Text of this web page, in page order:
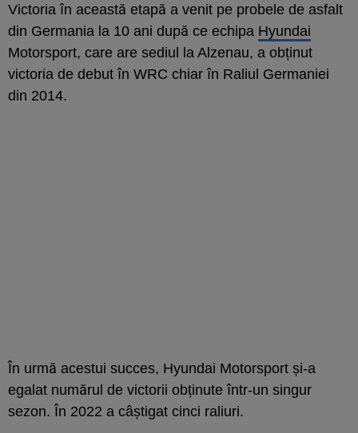
Victoria în această etapă a venit pe probele de asfalt
din Germania la 10 ani după ce echipa Hyundai
Motorsport, care are sediul la Alzenau, a obținut
victoria de debut în WRC chiar în Raliul Germaniei
din 2014.
În urmă acestui succes, Hyundai Motorsport și-a
egalat numărul de victorii obținute într-un singur
sezon. În 2022 a câștigat cinci raliuri.